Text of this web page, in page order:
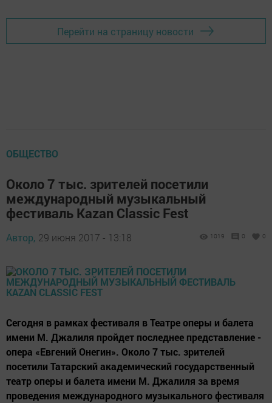
Перейти на страницу новости
ОБЩЕСТВО
Около 7 тыс. зрителей посетили
международный музыкальный
фестиваль Kazan Classic Fest
Автор, 29 июня 2017 - 13:18 1019 0 0
Сегодня в рамках фестиваля в Театре оперы и балета
имени М. Джалиля пройдет последнее представление -
опера «Евгений Онегин». Около 7 тыс. зрителей
посетили Татарский академический государственный
театр оперы и балета имени М. Джалиля за время
проведения международного музыкального фестиваля